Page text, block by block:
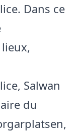
Dans ce
Salwan
du